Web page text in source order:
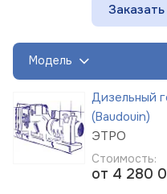
Заказать
Модель
Дизельный
(Baudouin)
ЭТРО
Стоимость:
от 4 280